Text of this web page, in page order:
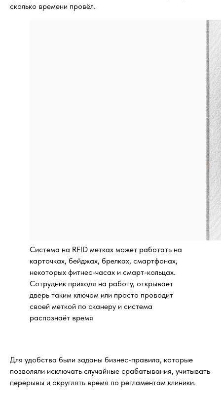
сколько времени провёл.
Система на RFID метках может работать на
карточках, бейджах, брелках, смартфонах,
некоторых фитнес-часах и смарт-кольцах.
Сотрудник приходя на работу, открывает
дверь таким ключом или просто проводит
своей меткой по сканеру и система
распознаёт время
Для удобства были заданы бизнес-правила, которые
позволяли исключать случайные срабатывания, учитывать
перерывы и округлять время по регламентам клиники.